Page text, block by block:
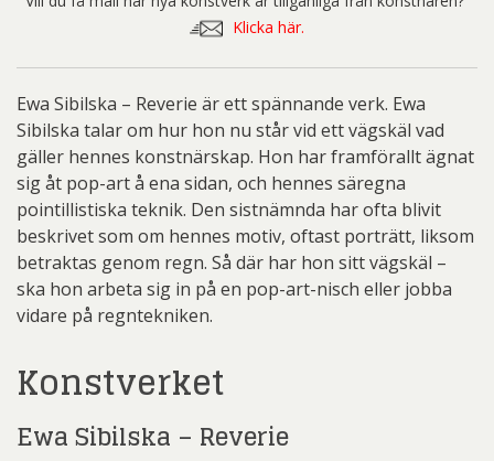
Klicka här.
Ewa Sibilska – Reverie är ett spännande verk. Ewa
Sibilska talar om hur hon nu står vid ett vägskäl vad
gäller hennes konstnärskap. Hon har framförallt ägnat
sig åt pop-art å ena sidan, och hennes säregna
pointillistiska teknik. Den sistnämnda har ofta blivit
beskrivet som om hennes motiv, oftast porträtt, liksom
betraktas genom regn. Så där har hon sitt vägskäl –
ska hon arbeta sig in på en pop-art-nisch eller jobba
vidare på regntekniken.
Konstverket
Ewa Sibilska – Reverie